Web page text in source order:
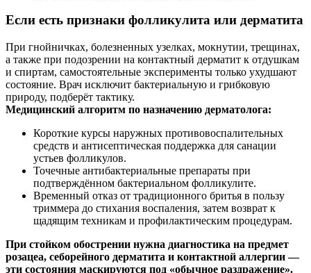
Если есть признаки фолликулита или дерматита
При гнойничках, болезненных узелках, мокнутии, трещинах,
а также при подозрении на контактный дерматит к отдушкам
и спиртам, самостоятельные эксперименты только ухудшают
состояние. Врач исключит бактериальную и грибковую
природу, подберёт тактику.
Медицинский алгоритм по назначению дерматолога:
Короткие курсы наружных противовоспалительных
средств и антисептическая поддержка для санации
устьев фолликулов.
Точечные антибактериальные препараты при
подтверждённом бактериальном фолликулите.
Временный отказ от традиционного бритья в пользу
триммера до стихания воспаления, затем возврат к
щадящим техникам и профилактическим процедурам.
При стойком обострении нужна диагностика на предмет
розацеа, себорейного дерматита и контактной аллергии —
эти состояния маскируются под «обычное раздражение».